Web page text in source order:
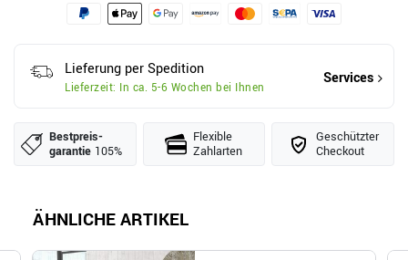
Lieferung per Spedition
Lieferzeit: In ca. 5-6 Wochen bei Ihnen
Services
Bestpreis­
garantie 105%
Flexible
Zahlarten
Geschützter
Checkout
ÄHNLICHE ARTIKEL